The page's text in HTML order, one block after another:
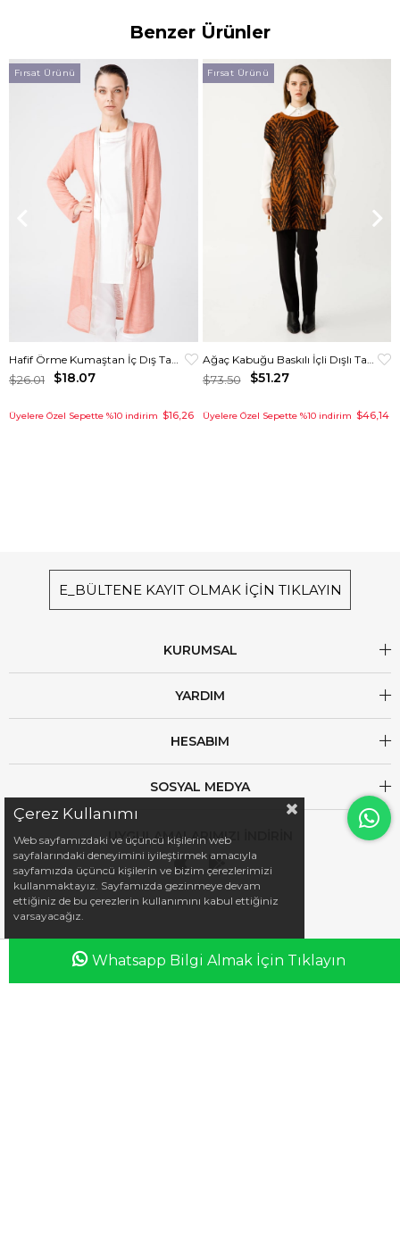
Benzer Ürünler
Hafif Örme Kumaştan İç Dış Takım Karides
$18.07
$26.01
Fırsat Ürünü
Üyelere Özel Sepette %10 indirim $16,26
Ağaç Kabuğu Baskılı İçli Dışlı Takım Taba
$51.27
$73.50
Fırsat Ürünü
Üyelere Özel Sepette %10 indirim $46,14
E_BÜLTENE KAYIT OLMAK İÇİN TIKLAYIN
KURUMSAL
YARDIM
HESABIM
SOSYAL MEDYA
UYGULAMALARIMIZI İNDİRİN
iletisim@esswaap.com
Whatsapp Bilgi Almak İçin Tıklayın
Çerez Kullanımı
Web sayfamızdaki ve üçüncü kişilerin web
sayfalarındaki deneyimini iyileştirmek amacıyla
sayfamızda üçüncü kişilerin ve bizim çerezlerimizi
kullanmaktayız. Sayfamızda gezinmeye devam
ettiğiniz de bu çerezlerin kullanımını kabul ettiğiniz
varsayacağız.
Anasayfa Favorilerim Sepetim Üye Girişi